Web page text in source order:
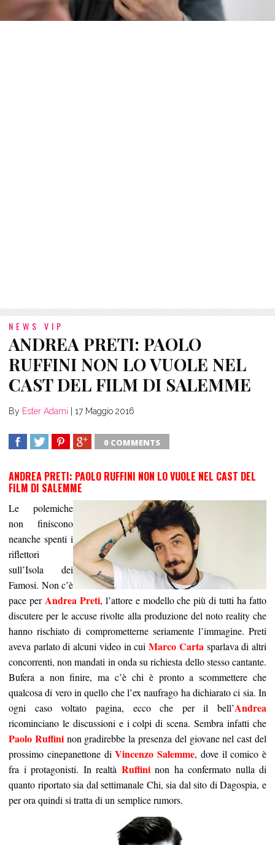
NEWS VIP
ANDREA PRETI: PAOLO
RUFFINI NON LO VUOLE NEL
By Ester Adami 17 Maggio 2016
0 COMMENTS
ANDREA PRETI: PAOLO RUFFINI NON LO VUOLE NEL CAST DEL
Le polemiche
non finiscono
neanche spenti i
riflettori
sull’Isola dei
Famosi. Non c’è
pace perAndrea Preti, l’attore e modello che più di tutti ha fatto
discutere per le accuse rivolte alla produzione del noto reality che
hanno rischiato di comprometterne seriamente l’immagine. Preti
aveva parlato di alcuni video in cuiMarco Cartasparlava di altri
concorrenti, non mandati in onda su richiesta dello stesso cantante.
Bufera a non finire, ma c’è chi è pronto a scommettere che
qualcosa di vero in quello che l’ex naufrago ha dichiarato ci sia. In
ogni caso voltato pagina, ecco che per il bell’Andrea
ricominciano le discussioni e i colpi di scena. Sembra infatti che
Paolo Ruffini non gradirebbe la presenza del giovane nel cast del
prossimo cinepanettone diVincenzo Salemme, dove il comico è
fra i protagonisti. In realtà Ruffininon ha confermato nulla di
quanto riportato sia dal settimanale Chi, sia dal sito di Dagospia, e
per ora quindi si tratta di un semplice rumors.